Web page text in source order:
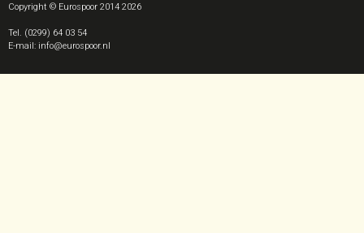
Copyright © Eurospoor 2014 2026
Tel. (0299) 64 03 54
E-mail: info@eurospoor.nl